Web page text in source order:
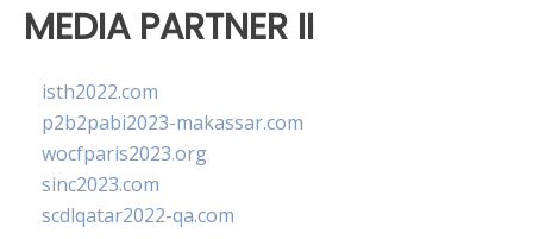
MEDIA PARTNER II
isth2022.com
p2b2pabi2023-makassar.com
wocfparis2023.org
sinc2023.com
scdlqatar2022-qa.com